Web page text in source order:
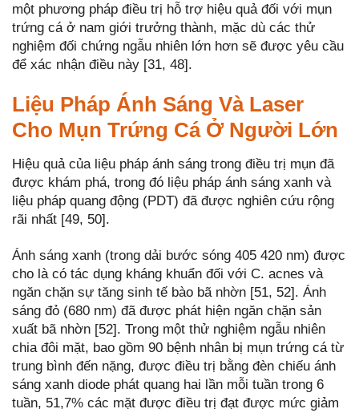
một phương pháp điều trị hỗ trợ hiệu quả đối với mụn
trứng cá ở nam giới trưởng thành, mặc dù các thử
nghiệm đối chứng ngẫu nhiên lớn hơn sẽ được yêu cầu
để xác nhận điều này [31, 48].
Liệu Pháp Ánh Sáng Và Laser
Cho Mụn Trứng Cá Ở Người Lớn
Hiệu quả của liệu pháp ánh sáng trong điều trị mụn đã
được khám phá, trong đó liệu pháp ánh sáng xanh và
liệu pháp quang động (PDT) đã được nghiên cứu rộng
rãi nhất [49, 50].
Ánh sáng xanh (trong dải bước sóng 405 420 nm) được
cho là có tác dụng kháng khuẩn đối với C. acnes và
ngăn chặn sự tăng sinh tế bào bã nhờn [51, 52]. Ánh
sáng đỏ (680 nm) đã được phát hiện ngăn chặn sản
xuất bã nhờn [52]. Trong một thử nghiệm ngẫu nhiên
chia đôi mặt, bao gồm 90 bệnh nhân bị mụn trứng cá từ
trung bình đến nặng, được điều trị bằng đèn chiếu ánh
sáng xanh diode phát quang hai lần mỗi tuần trong 6
tuần, 51,7% các mặt được điều trị đạt được mức giảm